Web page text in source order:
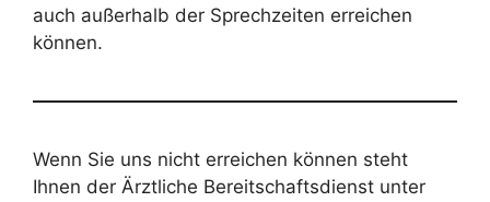
auch außerhalb der Sprechzeiten erreichen
können.
Wenn Sie uns nicht erreichen können steht
Ihnen der Ärztliche Bereitschaftsdienst unter